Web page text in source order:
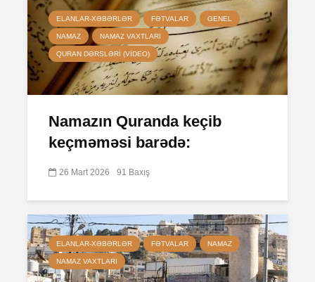
ELANLAR-XƏBƏRLƏR FƏTVALAR GENEL
NAMAZ NAMAZ VAXTLARI
QURAN DƏRSLƏRI (VIDEO)
Namazın Quranda keçib
keçməməsi barədə:
26 Mart 2026 91 Baxış
ELANLAR-XƏBƏRLƏR FƏTVALAR NAMAZ
NAMAZ VAXTLARI